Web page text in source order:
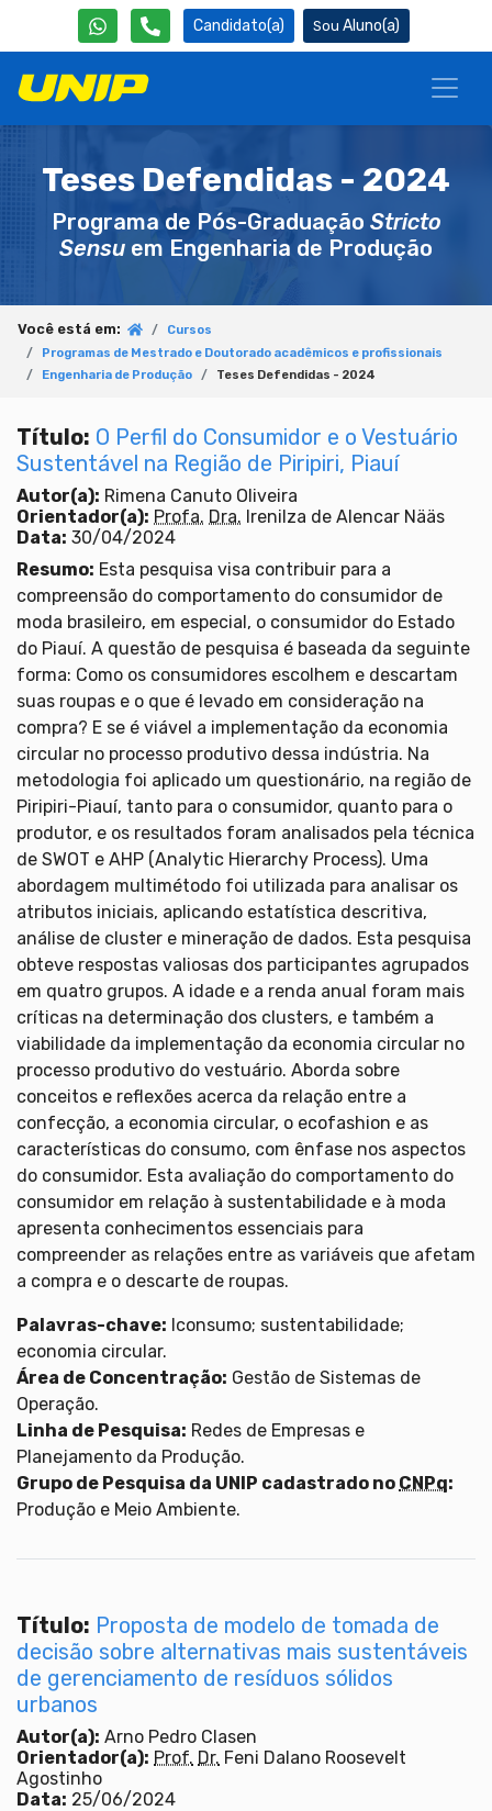
Candidato(a) Aluno(a)
Teses Defendidas - 2024
Programa de Pós-Graduação Stricto
Sensu em Engenharia de Produção
Você está em:
Cursos
Programas de Mestrado e Doutorado acadêmicos e profissionais
Engenharia de Produção
Teses Defendidas - 2024
Título: O Perfil do Consumidor e o Vestuário
Sustentável na Região de Piripiri, Piauí
Autor(a): Rimena Canuto Oliveira
Orientador(a): Profa. Dra. Irenilza de Alencar Nääs
Data: 30/04/2024
Resumo: Esta pesquisa visa contribuir para a
compreensão do comportamento do consumidor de
moda brasileiro, em especial, o consumidor do Estado
do Piauí. A questão de pesquisa é baseada da seguinte
forma: Como os consumidores escolhem e descartam
suas roupas e o que é levado em consideração na
compra? E se é viável a implementação da economia
circular no processo produtivo dessa indústria. Na
metodologia foi aplicado um questionário, na região de
Piripiri-Piauí, tanto para o consumidor, quanto para o
produtor, e os resultados foram analisados pela técnica
de SWOT e AHP (Analytic Hierarchy Process). Uma
abordagem multimétodo foi utilizada para analisar os
atributos iniciais, aplicando estatística descritiva,
análise de cluster e mineração de dados. Esta pesquisa
obteve respostas valiosas dos participantes agrupados
em quatro grupos. A idade e a renda anual foram mais
críticas na determinação dos clusters, e também a
viabilidade da implementação da economia circular no
processo produtivo do vestuário. Aborda sobre
conceitos e reflexões acerca da relação entre a
confecção, a economia circular, o ecofashion e as
características do consumo, com ênfase nos aspectos
do consumidor. Esta avaliação do comportamento do
consumidor em relação à sustentabilidade e à moda
apresenta conhecimentos essenciais para
compreender as relações entre as variáveis que afetam
a compra e o descarte de roupas.
Palavras-chave: Iconsumo; sustentabilidade;
economia circular.
Área de Concentração: Gestão de Sistemas de
Operação.
Linha de Pesquisa: Redes de Empresas e
Planejamento da Produção.
Grupo de Pesquisa da UNIP cadastrado no CNPq:
Produção e Meio Ambiente.
Título: Proposta de modelo de tomada de
decisão sobre alternativas mais sustentáveis
de gerenciamento de resíduos sólidos
urbanos
Autor(a): Arno Pedro Clasen
Orientador(a): Prof. Dr. Feni Dalano Roosevelt
Agostinho
Data: 25/06/2024